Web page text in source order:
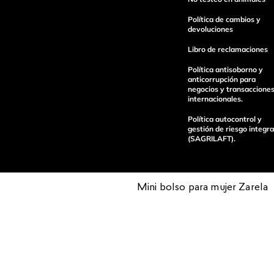
Mini bolso para mujer Zarela​
Política de cambios y
devoluciones
Libro de reclamaciones
Política antisoborno y
anticorrupción para
negocios y transacciones
internacionales.
Política autocontrol y
gestión de riesgo
(SAGRILAFT).